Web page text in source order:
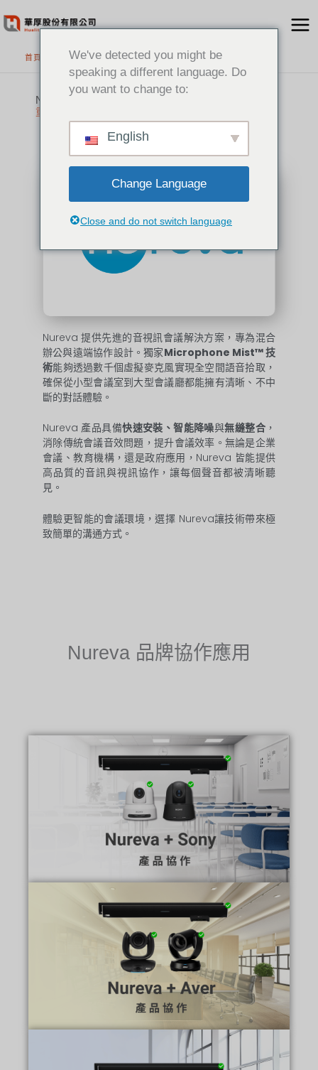
至
首頁 代理品牌
Nureva
重新定義現代辦公的音、視訊會議體驗
Nureva 提供先進的音視訊會議解決方案，專為混合
辦公與遠端協作設計。獨家Microphone Mist™ 技
術能夠透過數千個虛擬麥克風實現全空間語音拾取，
確保從小型會議室到大型會議廳都能擁有清晰、不中
斷的對話體驗。
Nureva 產品具備快速安裝、智能降噪與無縫整合 ，
消除傳統會議音效問題，提升會議效率。無論是企業
會議、教育機構，還是政府應用，Nureva 皆能提供
高品質的音訊與視訊協作，讓每個聲音都被清晰聽
見。
體驗更智能的會議環境，選擇 Nureva讓技術帶來極
致簡單的溝通方式。
Nureva 品牌協作應用
We've detected you might be
speaking a different language. Do
you want to change to:
English
Change Language
Close and do not switch language